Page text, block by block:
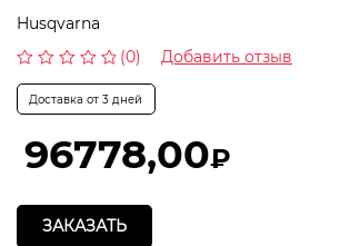
Husqvarna
Оценка
из
(0) Добавить отзыв
Доставка от 3 дней
96778,00₽
ЗАКАЗАТЬ